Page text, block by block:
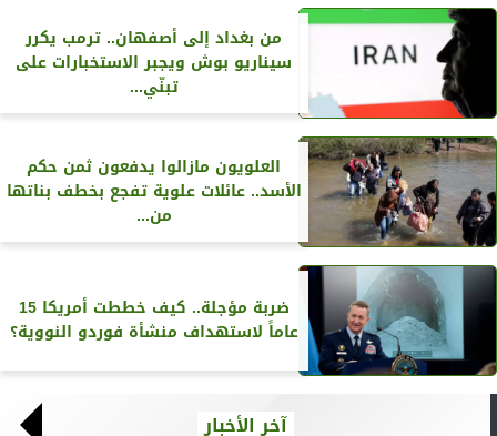
من بغداد إلى أصفهان.. ترمب يكرر
سيناريو بوش ويجبر الاستخبارات على
تبنّي...
العلويون مازالوا يدفعون ثمن حكم
الأسد.. عائلات علوية تفجع بخطف بناتها
من...
ضربة مؤجلة.. كيف خططت أمريكا 15
عاماً لاستهداف منشأة فوردو النووية؟
آخر الأخبار